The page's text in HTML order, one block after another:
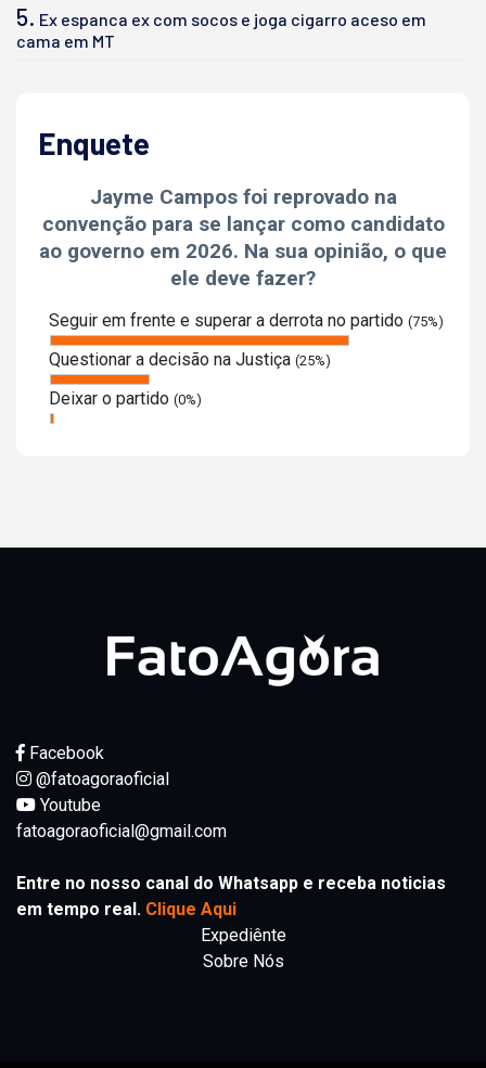
5. Ex espanca ex com socos e joga cigarro aceso em
cama em MT
Enquete
Jayme Campos foi reprovado na
convenção para se lançar como candidato
ao governo em 2026. Na sua opinião, o que
ele deve fazer?
Seguir em frente e superar a derrota no partido (75%)
Questionar a decisão na Justiça (25%)
Deixar o partido (0%)
Facebook
@fatoagoraoficial
Youtube
fatoagoraoficial@gmail.com
Entre no nosso canal do Whatsapp e receba noticias
em tempo real. Clique Aqui
Expediênte
Sobre Nós